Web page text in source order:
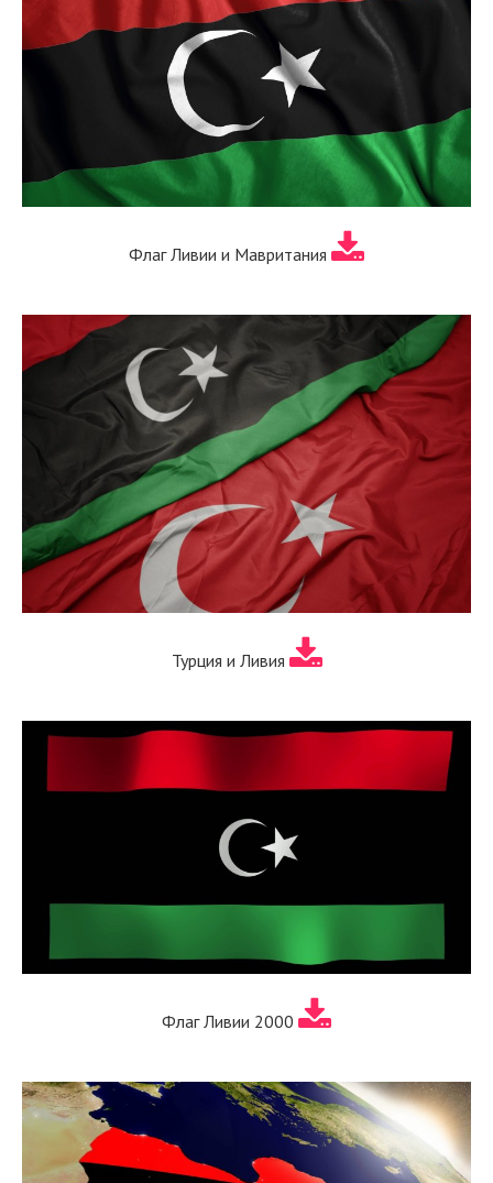
Флаг Ливии и Мавритания
Турция и Ливия
Флаг Ливии 2000